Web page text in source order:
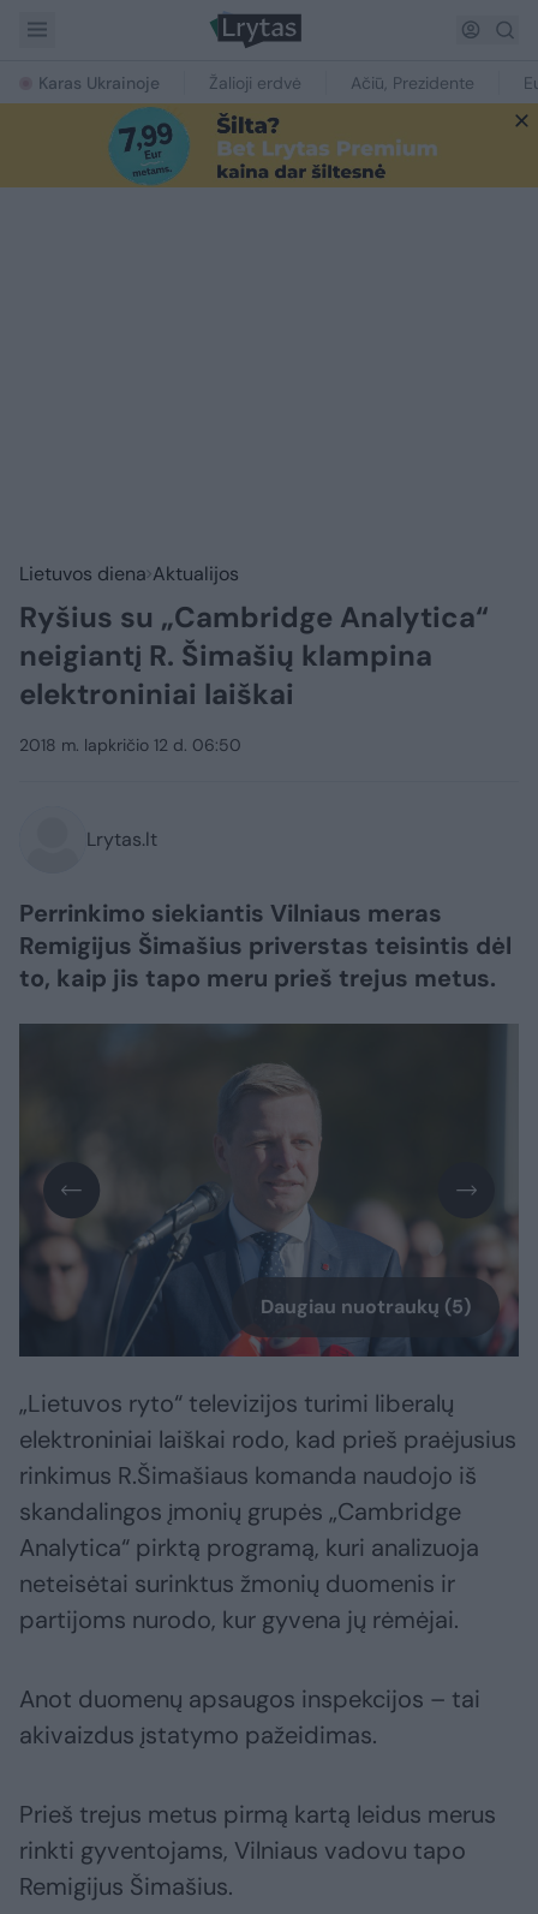
Karas Ukrainoje Žalioji erdvė Ačiū, Prezidente
Lietuvos diena Aktualijos
Ryšius su „Cambridge Analytica“
neigiantį R. Šimašių klampina
elektroniniai laiškai
2018 m. lapkričio 12 d. 06:50
Lrytas.lt
Perrinkimo siekiantis Vilniaus meras
Remigijus Šimašius priverstas teisintis dėl
to, kaip jis tapo meru prieš trejus metus.
Daugiau nuotraukų (5)
„Lietuvos ryto“ televizijos turimi liberalų
elektroniniai laiškai rodo, kad prieš praėjusius
rinkimus R.Šimašiaus komanda naudojo iš
skandalingos įmonių grupės „Cambridge
Analytica“ pirktą programą, kuri analizuoja
neteisėtai surinktus žmonių duomenis ir
partijoms nurodo, kur gyvena jų rėmėjai.
Anot duomenų apsaugos inspekcijos – tai
akivaizdus įstatymo pažeidimas.
Prieš trejus metus pirmą kartą leidus merus
rinkti gyventojams, Vilniaus vadovu tapo
Remigijus Šimašius.